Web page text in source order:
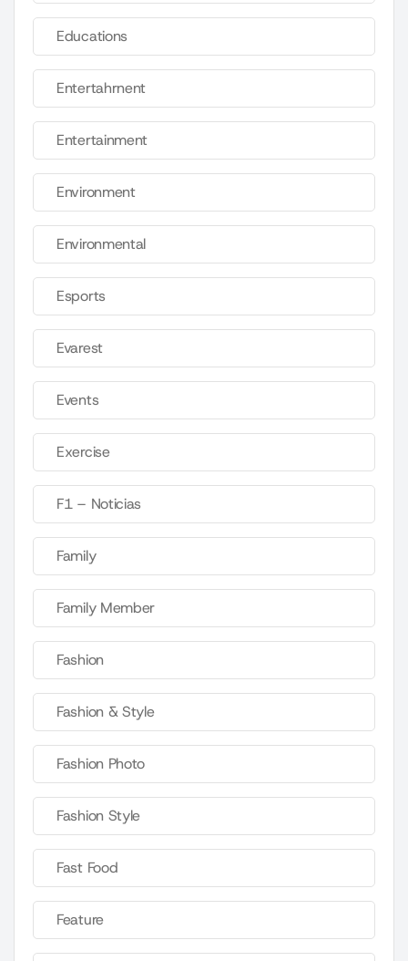
Educations
Entertahrnent
Entertainment
Environment
Environmental
Esports
Evarest
Events
Exercise
F1 – Noticias
Family
Family Member
Fashion
Fashion & Style
Fashion Photo
Fashion Style
Fast Food
Feature